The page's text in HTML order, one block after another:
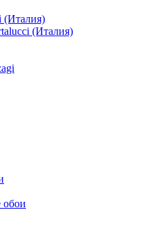
(Италия)
(Италия)
обои